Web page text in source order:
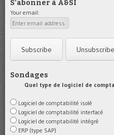
S'abonner à A&SI
Your email:
Sondages
Quel type de logiciel de
Logiciel de comptabilité isolé
Logiciel de comptabilité interfacé
Logiciel de comptabilité intégré
ERP (type SAP)